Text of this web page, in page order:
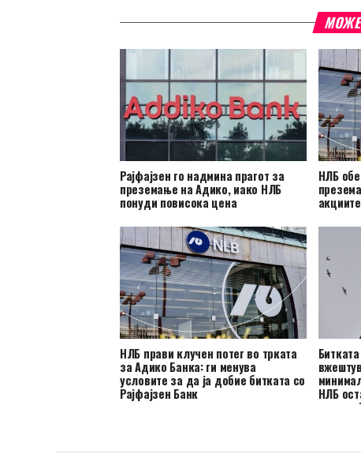
Рајфајзен го надмина прагот за
преземање на Адико, иако НЛБ
понуди повисока цена
НЛБ
НЛБ прави клучен потег во трката
за Адико Банка: ги менува
условите за да ја добие битката со
Рајфајзен Банк
НЛБ
по акција